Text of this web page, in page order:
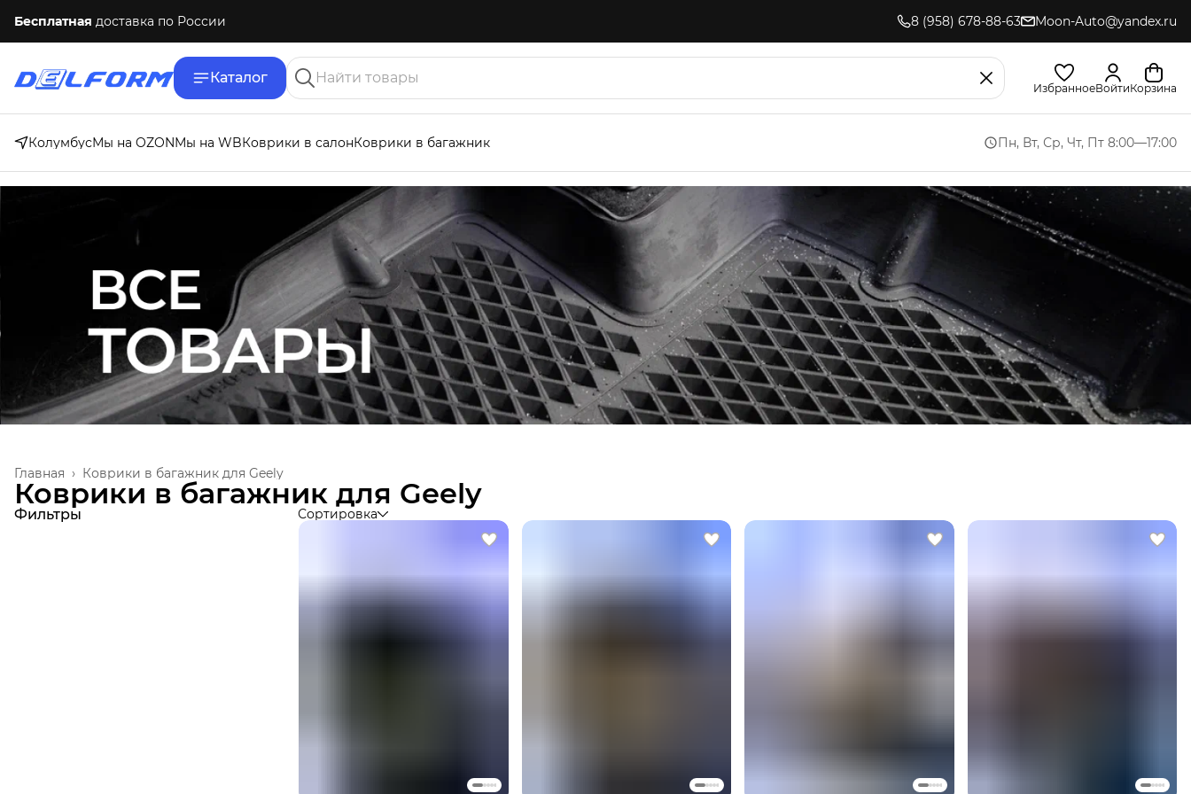
Бесплатная доставка по России 8 (958) 678-88-63 Moon-Auto@yandex.ru
Каталог
ИзбранноеВойтиКорзина
КолумбусМы на OZONМы на WBКоврики в салонКоврики в багажник Пн, Вт, Ср, Чт, Пт 8:00—17:00
Коврики в багажник для Geely
Главная ›
Коврики в багажник для Geely
Фильтры Сортировка